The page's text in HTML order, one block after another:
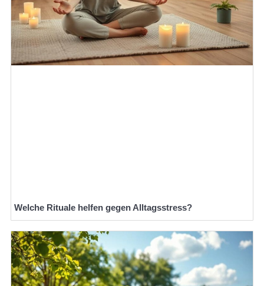
Welche Rituale helfen gegen Alltagsstress?